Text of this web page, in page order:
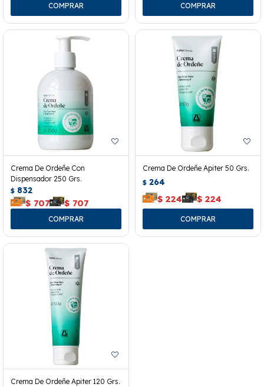
Crema De Ordeñe Con
Dispensador 250 Grs.
$ 832
$ 707 $ 707
Crema De Ordeñe Apiter 50 Grs.
$ 264
$ 224 $ 224
Crema De Ordeñe Apiter 120 Grs.